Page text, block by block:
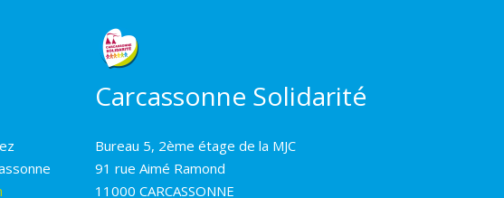
Carcassonne Solidarité
Bureau 5, 2ème étage de la MJC
91 rue Aimé Ramond
11000 CARCASSONNE